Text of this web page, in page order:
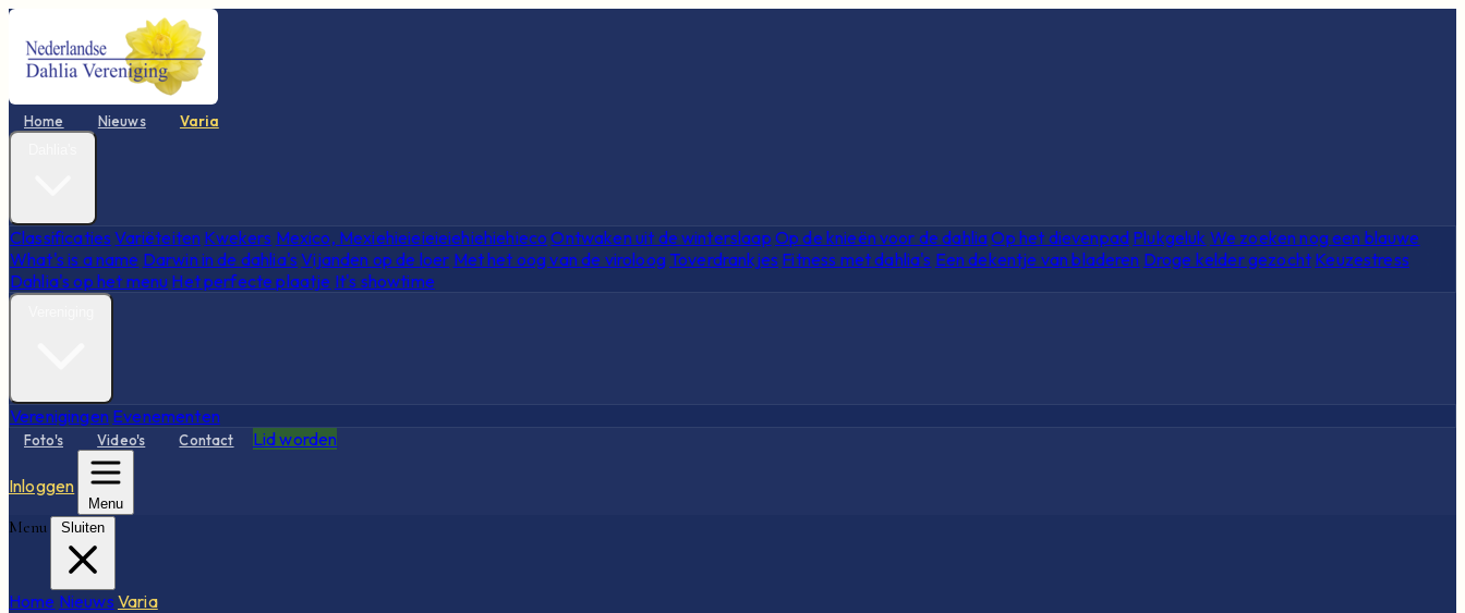
Home Nieuws Varia
Classificaties Variëteiten Kwekers Mexico, Mexiehieieieieiehiehiehieco Ontwaken uit de winterslaap Op de knieën voor de dahliaOp het dievenpad Plukgeluk We zoeken nog een blauwe
What's is a name Darwin in de dahlia's Vijanden op de loer Met het oog van de viroloog Toverdrankjes Fitness met dahlia's Een dekentje van bladeren Droge kelder gezocht Keuzestress
Dahlia's op het menu Het perfecte plaatje It's showtime
Verenigingen Evenementen
Foto's Video's Contact Lid worden
Inloggen
Menu
Menu Sluiten
Home Nieuws Varia